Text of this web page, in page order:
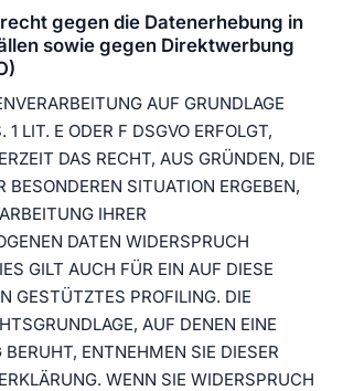
gegen die Datenerhebung in
sowie gegen Direktwerbung
AUF GRUNDLAGE
1 LIT. E ODER F DSGVO ERFOLGT,
DAS RECHT, AUS GRÜNDEN, DIE
BESONDEREN SITUATION ERGEBEN,
IHRER
DATEN WIDERSPRUCH
GILT AUCH FÜR EIN AUF DIESE
GESTÜTZTES PROFILING. DIE
AUF DENEN EINE
BERUHT, ENTNEHMEN SIE DIESER
WENN SIE WIDERSPRUCH